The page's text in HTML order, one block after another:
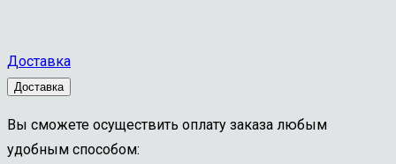
Доставка
Доставка
Вы сможете осуществить оплату заказа любым
удобным способом: